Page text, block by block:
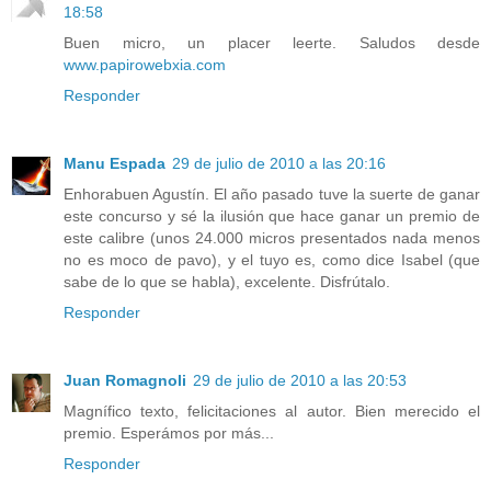
18:58
Buen micro, un placer leerte. Saludos desde
www.papirowebxia.com
Responder
Manu Espada 29 de julio de 2010 a las 20:16
Enhorabuen Agustín. El año pasado tuve la suerte de ganar
este concurso y sé la ilusión que hace ganar un premio de
este calibre (unos 24.000 micros presentados nada menos
no es moco de pavo), y el tuyo es, como dice Isabel (que
sabe de lo que se habla), excelente. Disfrútalo.
Responder
Juan Romagnoli 29 de julio de 2010 a las 20:53
Magnífico texto, felicitaciones al autor. Bien merecido el
premio. Esperámos por más...
Responder